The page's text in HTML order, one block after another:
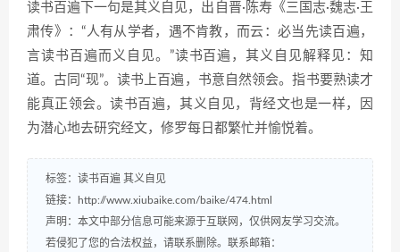
读书百遍下一句是其义自见，出自晋·陈寿《三国志·魏志·王
肃传》：“人有从学者，遇不肯教，而云：必当先读百遍，
言读书百遍而义自见。”读书百遍，其义自见解释见：知
道。古同“现”。读书上百遍，书意自然领会。指书要熟读才
能真正领会。读书百遍，其义自见，背经文也是一样，因
为潜心地去研究经文，修罗每日都繁忙并愉悦着。
标签： 读书百遍 其义自见
链接：
http://www.xiubaike.com/baike/474.html
声明：本文中部分信息可能来源于互联网，仅供网友学习交流。
若侵犯了您的合法权益，请联系删除。联系邮箱：